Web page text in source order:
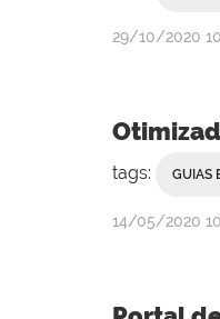
por
publicado
29/10/2020
tags: GUIAS
por
publicado
14/05/2020